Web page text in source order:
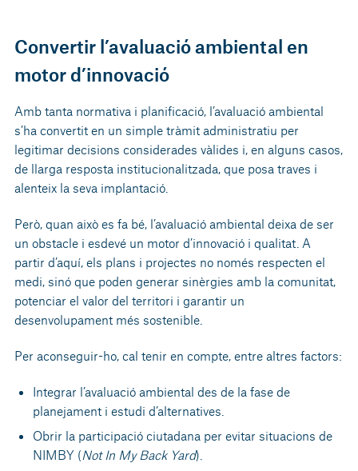
Convertir l’avaluació ambiental en
motor d’innovació
Amb tanta normativa i planificació, l’avaluació ambiental
s’ha convertit en un simple tràmit administratiu per
legitimar decisions considerades vàlides i, en alguns casos,
de llarga resposta institucionalitzada, que posa traves i
alenteix la seva implantació.
Però, quan això es fa bé, l’avaluació ambiental deixa de ser
un obstacle i esdevé un motor d’innovació i qualitat. A
partir d’aquí, els plans i projectes no només respecten el
medi, sinó que poden generar sinèrgies amb la comunitat,
potenciar el valor del territori i garantir un
desenvolupament més sostenible.
Per aconseguir-ho, cal tenir en compte, entre altres factors:
Integrar l’avaluació ambiental des de la fase de
planejament i estudi d’alternatives.
Obrir la participació ciutadana per evitar situacions de
NIMBY (Not In My Back Yard).